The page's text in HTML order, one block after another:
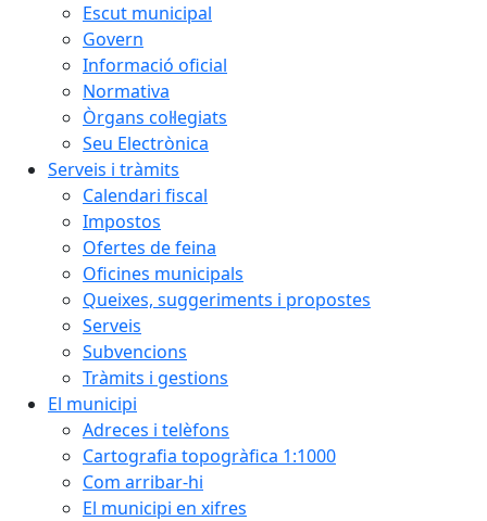
Escut municipal
Govern
Informació oficial
Normativa
Òrgans col·legiats
Seu Electrònica
Serveis i tràmits
Calendari fiscal
Impostos
Ofertes de feina
Oficines municipals
Queixes, suggeriments i propostes
Serveis
Subvencions
Tràmits i gestions
El municipi
Adreces i telèfons
Cartografia topogràfica 1:1000
Com arribar-hi
El municipi en xifres